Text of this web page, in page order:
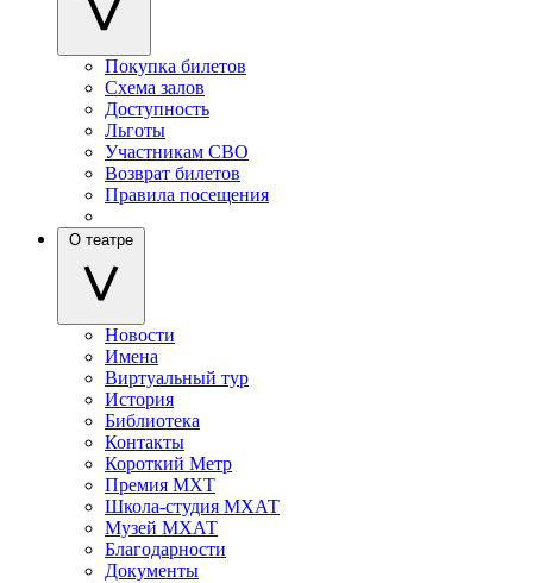
Покупка билетов
Схема залов
Доступность
Льготы
Участникам СВО
Возврат билетов
Правила посещения
О театре
Новости
Имена
Виртуальный тур
История
Библиотека
Контакты
Короткий Метр
Премия МХТ
Школа-студия МХАТ
Музей МХАТ
Благодарности
Документы